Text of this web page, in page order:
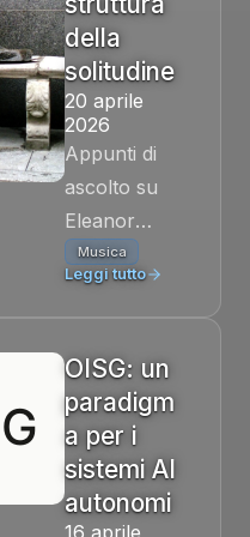
Apache 2.0,
motore ibrido
Python +
Rust.
della
solitudine
20 aprile
2026
Appunti di
ascolto su
Eleanor
Rigby
(Beatles,
doppio
quartetto
d'archi
arrangiato da
George
Martin,
Musica
Leggi tutto
OISG: un
paradigm
a per i
sistemi AI
autonomi